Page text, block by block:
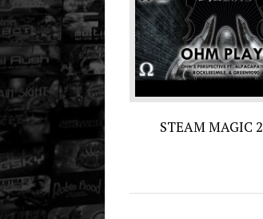
STEAM MAGIC 2